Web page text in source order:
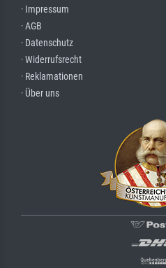
· Impressum
· AGB
· Datenschutz
· Widerrufsrecht
· Reklamationen
· Über uns